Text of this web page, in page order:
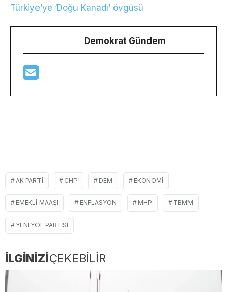
Türkiye’ye ‘Doğu Kanadı’ övgüsü
Demokrat Gündem
AK PARTI CHP DEM EKONOMI
EMEKLI MAAŞI ENFLASYON MHP TBMM
YENI YOL PARTISI
İLGİNİZİÇEKEBİLİR